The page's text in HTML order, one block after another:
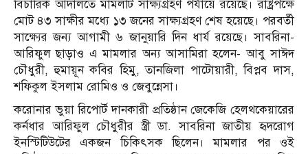
বিচারিক আদালতে মামলটি সাক্ষ্যগ্রহণ পর্যায়ে রয়েছে। রাষ্ট্রপক্ষে
মোট ৪৩ সাক্ষীর মধ্যে ১৩ জনের সাক্ষ্যগ্রহণ শেষ হয়েছে। পরবর্তী
সাক্ষ্যের জন্য আগামী ৬ জানুয়ারি দিন ধার্য রয়েছে। সাবরিনা-
আরিফুল ছাড়াও এ মামলার অন্য আসামিরা হলেন- আবু সাঈদ
চৌধুরী, হুমায়ূন কবির হিমু, তানজিলা পাটোয়ারী, বিপ্লব দাস,
শফিকুল ইসলাম রোমিও ও জেবুন্নেসা।
করোনার ভুয়া রিপোর্ট দানকারী প্রতিষ্ঠান জেকেজি হেলথকেয়ারের
কর্নধার আরিফুল চৌধুরীর স্ত্রী ডা. সাবরিনা জাতীয় হৃদরোগ
ইনস্টিটিউটের একজন চিকিৎসক ছিলেন। মামলার পর ওই